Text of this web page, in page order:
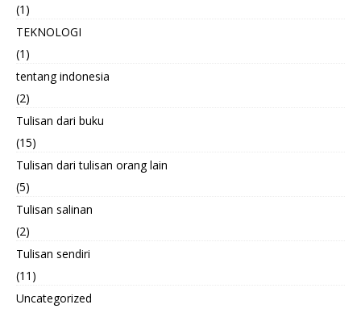
(1)
TEKNOLOGI
(1)
tentang indonesia
(2)
Tulisan dari buku
(15)
Tulisan dari tulisan orang lain
(5)
Tulisan salinan
(2)
Tulisan sendiri
(11)
Uncategorized